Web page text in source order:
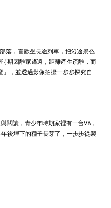
落，喜歡坐長途列車，把沿途景色
期因離家遙遠，距離產生疏離，而
，並透過影像拍攝一步步探究自
閱讀，青少年時期家裡有一台V8，
後埋下的種子長芽了，一步步從製